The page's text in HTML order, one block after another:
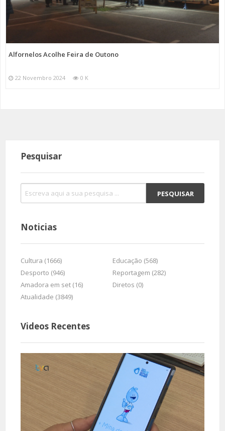
Alfornelos Acolhe Feira de Outono
22 Novembro 2024 0 K
Pesquisar
Noticias
Cultura (1666)
Educação (568)
Desporto (946)
Reportagem (282)
Amadora em set (16)
Diretos (0)
Atualidade (3849)
Videos Recentes